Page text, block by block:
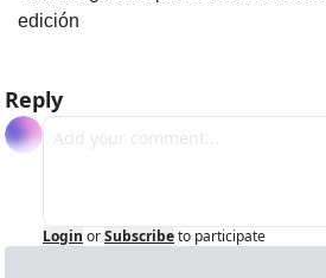
edición
Reply
Login orSubscribeto participate